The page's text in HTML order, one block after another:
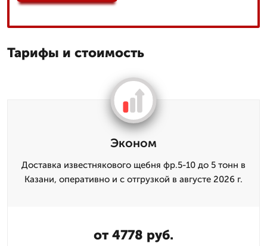
Тарифы и стоимость
Эконом
Доставка известнякового щебня фр.5-10 до 5 тонн в
Казани, оперативно и с отгрузкой в августе 2026 г.
от 4778 руб.